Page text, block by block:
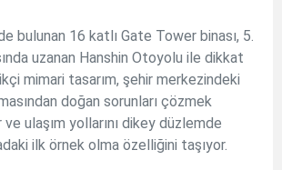
bulunan 16 katlı Gate Tower binası, 5.
uzanan Hanshin Otoyolu ile dikkat
mimari tasarım, şehir merkezindeki
doğan sorunları çözmek
ve ulaşım yollarını dikey düzlemde
ilk örnek olma özelliğini taşıyor.